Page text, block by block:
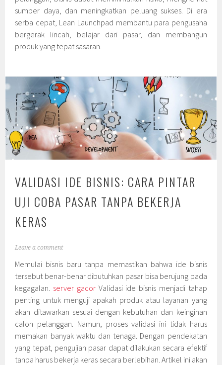
sumber daya, dan meningkatkan peluang sukses. Di era
serba cepat, Lean Launchpad membantu para pengusaha
bergerak lincah, belajar dari pasar, dan membangun
produk yang tepat sasaran.
VALIDASI IDE BISNIS: CARA PINTAR
UJI COBA PASAR TANPA BEKERJA
KERAS
Leave a comment
Memulai bisnis baru tanpa memastikan bahwa ide bisnis
tersebut benar-benar dibutuhkan pasar bisa berujung pada
kegagalan. server gacorValidasi ide bisnis menjadi tahap
penting untuk menguji apakah produk atau layanan yang
akan ditawarkan sesuai dengan kebutuhan dan keinginan
calon pelanggan. Namun, proses validasi ini tidak harus
memakan banyak waktu dan tenaga. Dengan pendekatan
yang tepat, pengujian pasar dapat dilakukan secara efektif
tanpa harus bekerja keras secara berlebihan. Artikel ini akan